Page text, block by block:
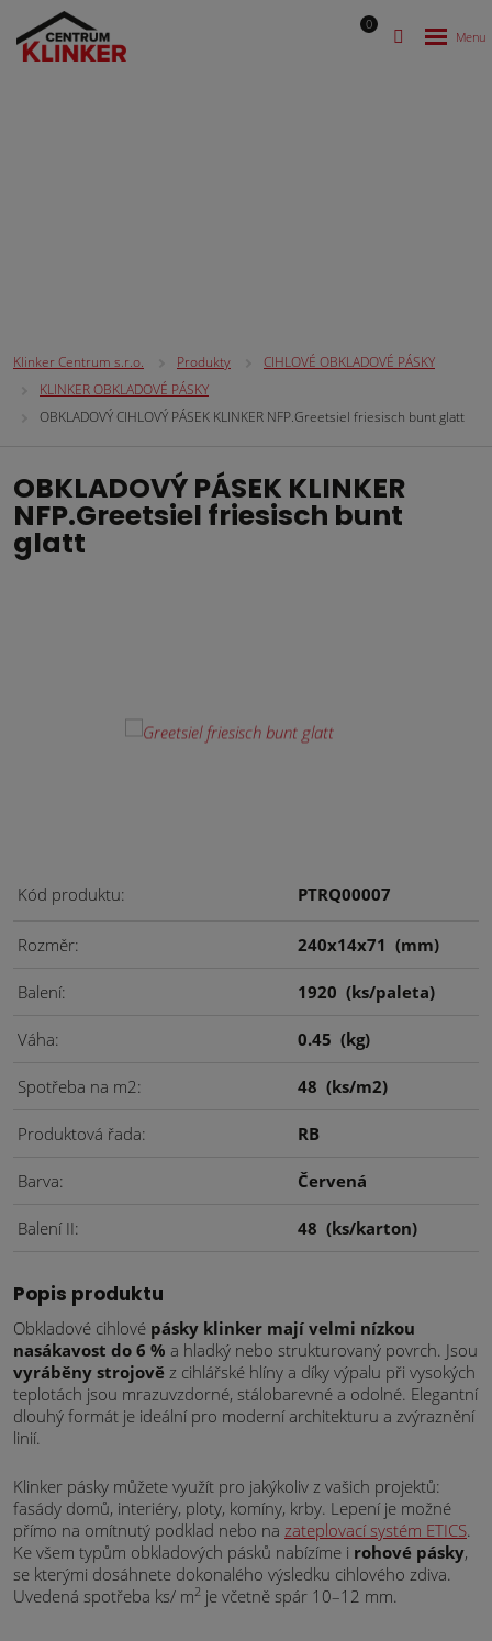
0
Klinker Centrum s.r.o. Produkty
CIHLOVÉ OBKLADOVÉ PÁSKY
KLINKER OBKLADOVÉ PÁSKY
OBKLADOVÝ CIHLOVÝ PÁSEK KLINKER NFP.Greetsiel friesisch bunt glatt
OBKLADOVÝ PÁSEK KLINKER
NFP.Greetsiel friesisch bunt
glatt
Kód produktu PTRQ00007
Rozměr 240x14x71 (mm)
Balení 1920 (ks/paleta)
Váha 0.45 (kg)
Spotřeba na m2 48 (ks/m2)
Produktová řada RB
Barva Červená
Balení II 48 (ks/karton)
Popis produktu
Obkladové cihlové pásky klinker mají velmi nízkou
nasákavost do 6 % a hladký nebo strukturovaný povrch. Jsou
vyráběny strojově z cihlářské hlíny a díky výpalu při vysokých
teplotách jsou mrazuvzdorné, stálobarevné a odolné. Elegantní
dlouhý formát je ideální pro moderní architekturu a zvýraznění
linií.
Klinker pásky můžete využít pro jakýkoliv z vašich projektů:
fasády domů, interiéry, ploty, komíny, krby. Lepení je možné
přímo na omítnutý podklad nebo na zateplovací systém ETICS.
Ke všem typům obkladových pásků nabízíme i rohové pásky,
se kterými dosáhnete dokonalého výsledku cihlového zdiva.
Uvedená spotřeba ks/ m2 je včetně spár 10–12 mm.